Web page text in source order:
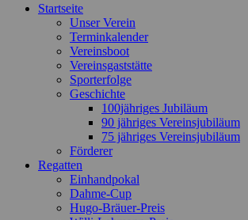
oben
Startseite
Unser Verein
Terminkalender
Vereinsboot
Vereinsgaststätte
Sporterfolge
Geschichte
100jähriges Jubiläum
90 jähriges Vereinsjubiläum
75 jähriges Vereinsjubiläum
Förderer
Regatten
Einhandpokal
Dahme-Cup
Hugo-Bräuer-Preis